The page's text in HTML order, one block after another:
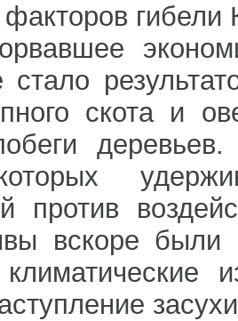
скота и
против
вскоре